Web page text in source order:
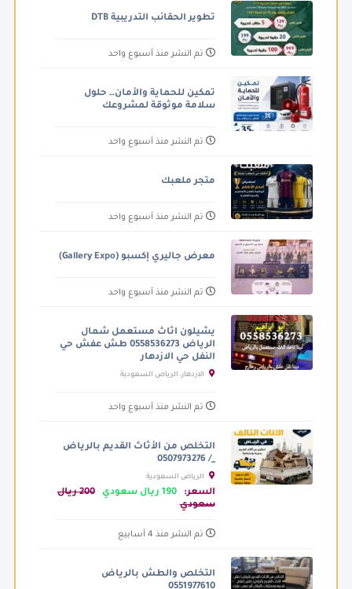
تطوير الحقائب التدريبية DTB
تم النشر منذ أسبوع واحد
تمكين للحماية والأمان… حلول
سلامة موثوقة لمشروعك
تم النشر منذ أسبوع واحد
متجر ملعبك
تم النشر منذ أسبوع واحد
معرض جاليري إكسبو (Gallery Expo)
تم النشر منذ أسبوع واحد
يشيلون اثاث مستعمل شمال
الرياض 0558536273 طش عفش حي
النفل حي الازدهار
تم النشر منذ أسبوع واحد
التخلص من الأثاث القديم بالرياض
_/ 0507973276
السعر: 190 ريال سعودي
200 ريال
سعودي
تم النشر منذ 4 أسابيع
التخلص والطش بالرياض
0551977610